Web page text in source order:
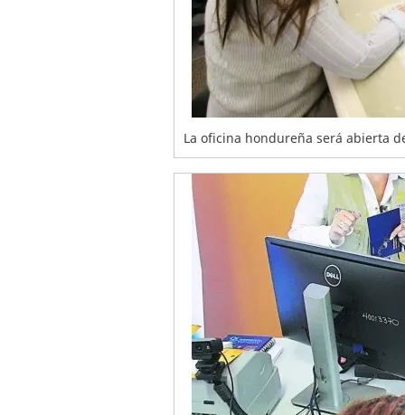
La oficina hondureña será abierta